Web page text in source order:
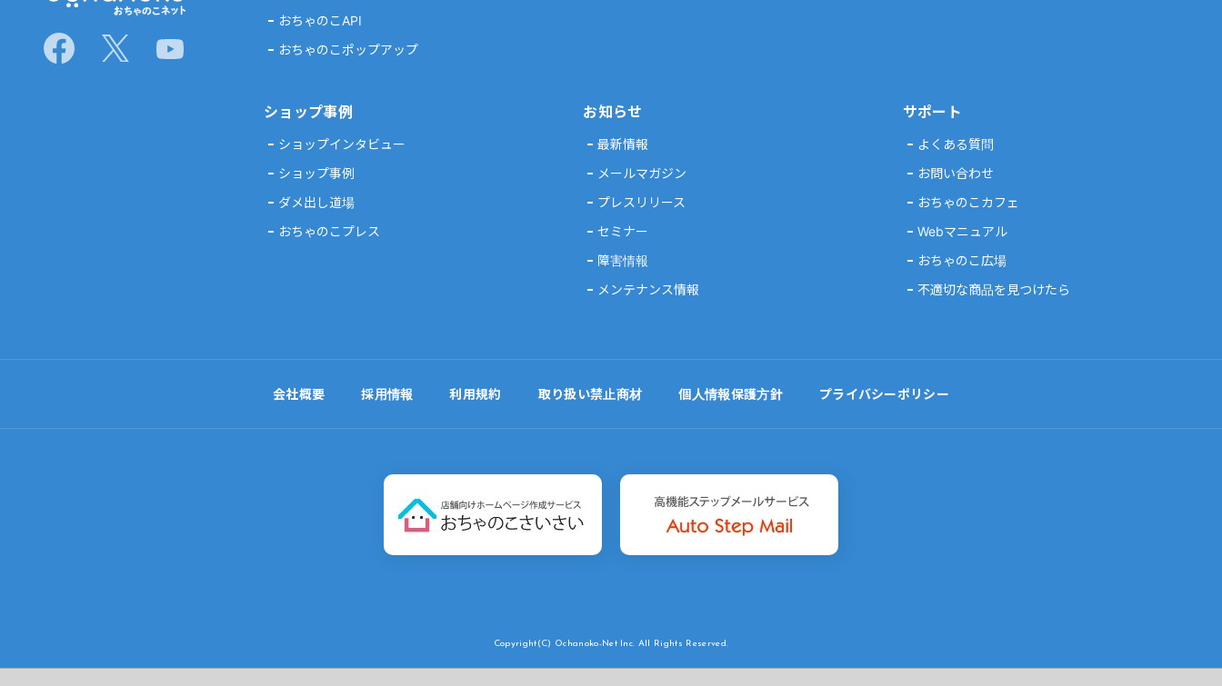
おちゃのこAPI
おちゃのこポップアップ
ショップ事例
ショップインタビュー
ショップ事例
ダメ出し道場
おちゃのこプレス
お知らせ
最新情報
メールマガジン
プレスリリース
セミナー
障害情報
メンテナンス情報
サポート
よくある質問
お問い合わせ
おちゃのこカフェ
Webマニュアル
おちゃのこ広場
不適切な商品を見つけたら
会社概要 採用情報 利用規約 取り扱い禁止商材 個人情報保護方針 プライバシーポリシー
Copyright(C) Ochanoko-Net Inc. All Rights Reserved.